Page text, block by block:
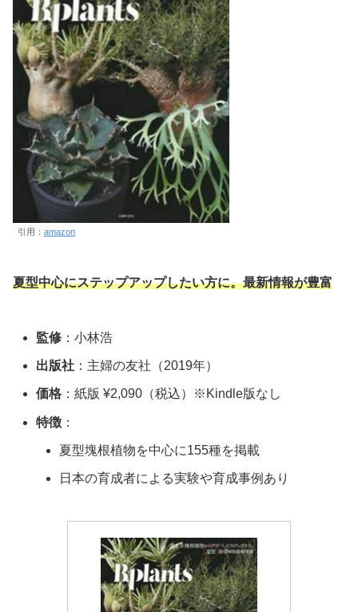
引用： amazon
夏型中心にステップアップしたい方に。最新情報が豊富
監修 ：小林浩
出版社 ：主婦の友社（2019年）
価格 ：紙版 ¥2,090（税込）※Kindle版なし
特徴 ：
夏型塊根植物を中心に155種を掲載
日本の育成者による実験や育成事例あり